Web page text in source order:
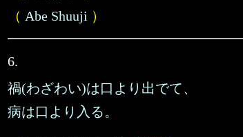
（ Abe Shuuji ）
6.
禍(わざわい)は口より出でて、
病は口より入る。